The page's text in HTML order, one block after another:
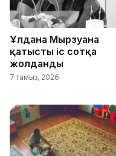
Ұлдана Мырзуанға
қатысты іс сотқа
жолданды
7 тамыз, 2026